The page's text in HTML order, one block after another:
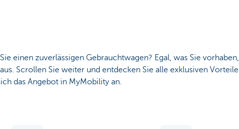
einen zuverlässigen Gebrauchtwagen? Egal, was Sie vorhaben,
Scrollen Sie weiter und entdecken Sie alle exklusiven Vorteile
das Angebot in MyMobility an.